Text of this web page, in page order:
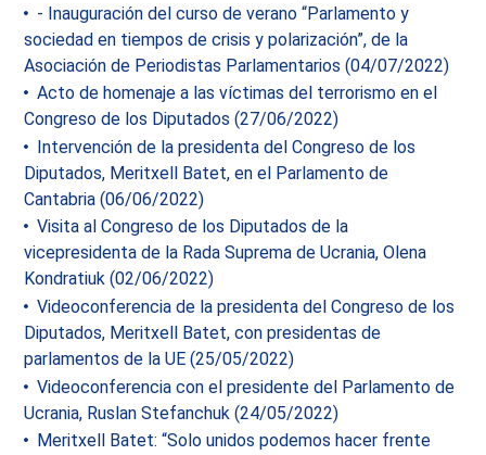
- Inauguración del curso de verano “Parlamento y
sociedad en tiempos de crisis y polarización”, de la
Asociación de Periodistas Parlamentarios (04/07/2022)
Acto de homenaje a las víctimas del terrorismo en el
Congreso de los Diputados (27/06/2022)
Intervención de la presidenta del Congreso de los
Diputados, Meritxell Batet, en el Parlamento de
Cantabria (06/06/2022)
Visita al Congreso de los Diputados de la
vicepresidenta de la Rada Suprema de Ucrania, Olena
Kondratiuk (02/06/2022)
Videoconferencia de la presidenta del Congreso de los
Diputados, Meritxell Batet, con presidentas de
parlamentos de la UE (25/05/2022)
Videoconferencia con el presidente del Parlamento de
Ucrania, Ruslan Stefanchuk (24/05/2022)
Meritxell Batet: “Solo unidos podemos hacer frente